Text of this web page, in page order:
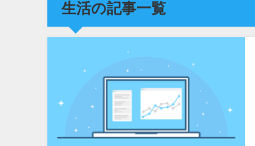
生活の記事一覧